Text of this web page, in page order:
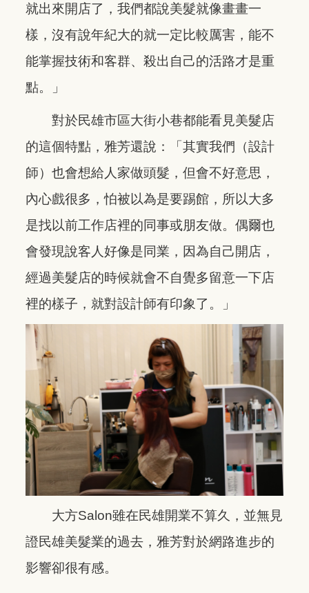
就出來開店了，我們都說美髮就像畫畫一
樣，沒有說年紀大的就一定比較厲害，能不
能掌握技術和客群、殺出自己的活路才是重
點。」
對於民雄市區大街小巷都能看見美髮店
的這個特點，雅芳還說：「其實我們（設計
師）也會想給人家做頭髮，但會不好意思，
內心戲很多，怕被以為是要踢館，所以大多
是找以前工作店裡的同事或朋友做。偶爾也
會發現說客人好像是同業，因為自己開店，
經過美髮店的時候就會不自覺多留意一下店
裡的樣子，就對設計師有印象了。」
大方Salon雖在民雄開業不算久，並無見
證民雄美髮業的過去，雅芳對於網路進步的
影響卻很有感。